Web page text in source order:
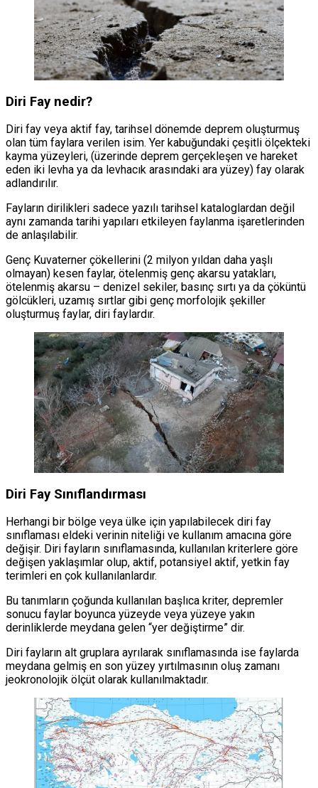
Diri Fay nedir?
Diri fay veya aktif fay, tarihsel dönemde deprem oluşturmuş
olan tüm faylara verilen isim. Yer kabuğundaki çeşitli ölçekteki
kayma yüzeyleri, (üzerinde deprem gerçekleşen ve hareket
eden iki levha ya da levhacık arasındaki ara yüzey) fay olarak
adlandırılır.
Fayların dirilikleri sadece yazılı tarihsel kataloglardan değil
aynı zamanda tarihi yapıları etkileyen faylanma işaretlerinden
de anlaşılabilir.
Genç Kuvaterner çökellerini (2 milyon yıldan daha yaşlı
olmayan) kesen faylar, ötelenmiş genç akarsu yatakları,
ötelenmiş akarsu – denizel sekiler, basınç sırtı ya da çöküntü
gölcükleri, uzamış sırtlar gibi genç morfolojik şekiller
oluşturmuş faylar, diri faylardır.
Diri Fay Sınıflandırması
Herhangi bir bölge veya ülke için yapılabilecek diri fay
sınıflaması eldeki verinin niteliği ve kullanım amacına göre
değişir. Diri fayların sınıflamasında, kullanılan kriterlere göre
değişen yaklaşımlar olup, aktif, potansiyel aktif, yetkin fay
terimleri en çok kullanılanlardır.
Bu tanımların çoğunda kullanılan başlıca kriter, depremler
sonucu faylar boyunca yüzeyde veya yüzeye yakın
derinliklerde meydana gelen “yer değiştirme” dir.
Diri fayların alt gruplara ayrılarak sınıflamasında ise faylarda
meydana gelmiş en son yüzey yırtılmasının oluş zamanı
jeokronolojik ölçüt olarak kullanılmaktadır.